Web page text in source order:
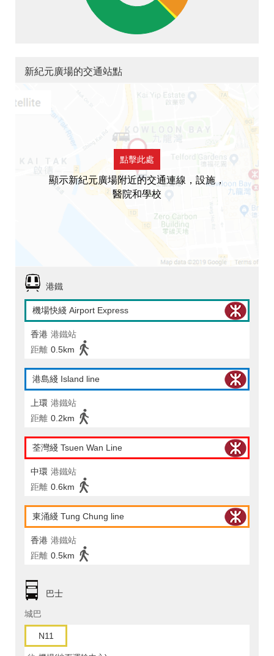
新紀元廣場的交通站點
點擊此處
顯示新紀元廣場附近的交通連線，設施，
醫院和學校
港鐵
機場快綫 Airport Express
香港 港鐵站
距離 0.5km
港島綫 Island line
上環 港鐵站
距離 0.2km
荃灣綫 Tsuen Wan Line
中環 港鐵站
距離 0.6km
東涌綫 Tung Chung line
香港 港鐵站
距離 0.5km
巴士
城巴
N11